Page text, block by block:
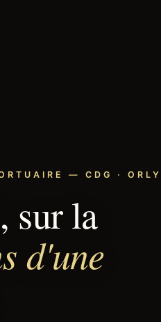
— CDG · ORLY
sur la
d'une